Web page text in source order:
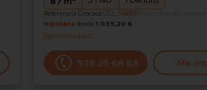
Referencia Grocasa G12_348339
Hipoteca desde 1.039,20 €
Interesados0
938 25 68 68 Me